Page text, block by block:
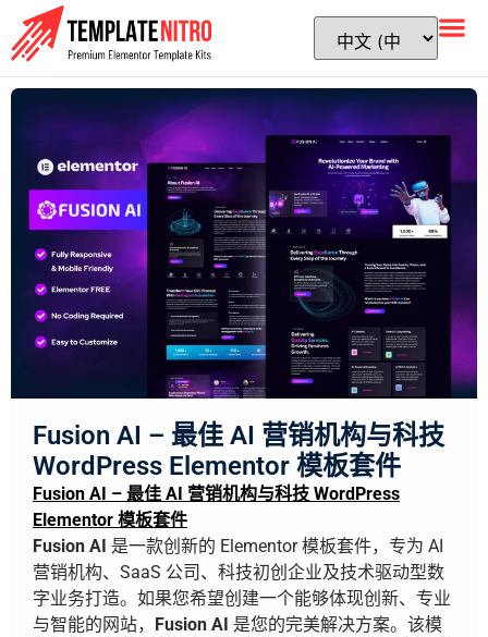
Fusion AI – 最佳 AI 营销机构与科技
WordPress Elementor 模板套件
Fusion AI – 最佳 AI 营销机构与科技 WordPress
Elementor 模板套件
Fusion AI 是一款创新的 Elementor 模板套件，专为 AI
营销机构、SaaS 公司、科技初创企业及技术驱动型数
字业务打造。如果您希望创建一个能够体现创新、专业
与智能的网站，
Fusion AI 是您的完美解决方案。该模